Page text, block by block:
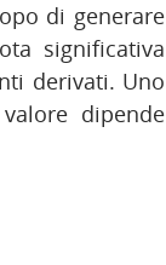
di generare
significativa
derivati. Uno
dipende